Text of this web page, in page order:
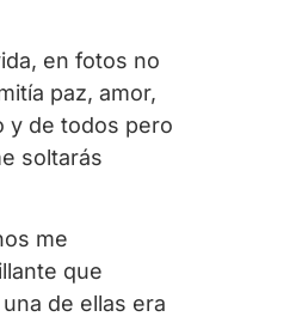
en fotos no
paz, amor,
y de todos pero
soltarás
me
que
de ellas era